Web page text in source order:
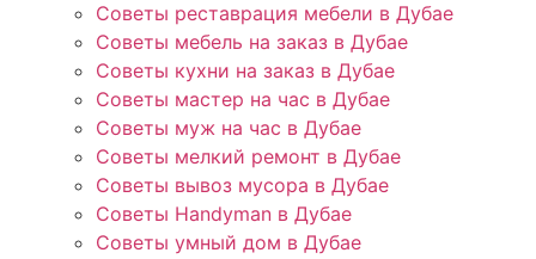
Советы реставрация мебели в Дубае
Советы мебель на заказ в Дубае
Советы кухни на заказ в Дубае
Советы мастер на час в Дубае
Советы муж на час в Дубае
Советы мелкий ремонт в Дубае
Советы вывоз мусора в Дубае
Советы Handyman в Дубае
Советы умный дом в Дубае